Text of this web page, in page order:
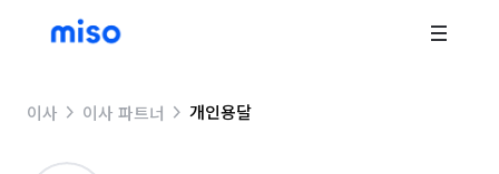
이사 이사 파트너 개인용달